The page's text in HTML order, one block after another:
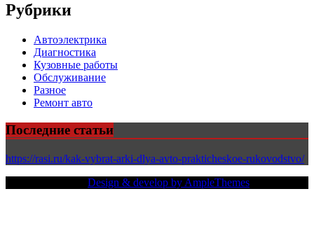
Рубрики
Автоэлектрика
Диагностика
Кузовные работы
Обслуживание
Разное
Ремонт авто
Последние статьи
https://rasi.ru/kak-vybrat-arki-dlya-avto-prakticheskoe-rukovodstvo/
Design & develop by AmpleThemes